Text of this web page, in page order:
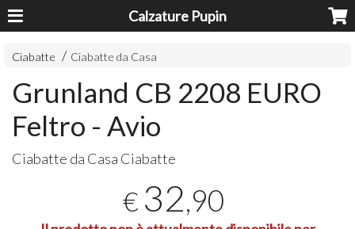
Calzature Pupin
Ciabatte Ciabatte da Casa
Grunland CB 2208 EURO
Feltro - Avio
Ciabatte da Casa Ciabatte
€ 32,90